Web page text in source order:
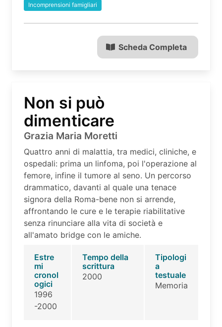
Incomprensioni famigliari
Scheda Completa
Non si può
dimenticare
Grazia Maria Moretti
Quattro anni di malattia, tra medici, cliniche, e
ospedali: prima un linfoma, poi l'operazione al
femore, infine il tumore al seno. Un percorso
drammatico, davanti al quale una tenace
signora della Roma-bene non si arrende,
affrontando le cure e le terapie riabilitative
senza rinunciare alla vita di società e
all'amato bridge con le amiche.
Estre
mi
cronol
ogici
1996
-2000
Tempo della
scrittura
2000
Tipologi
a
testuale
Memoria